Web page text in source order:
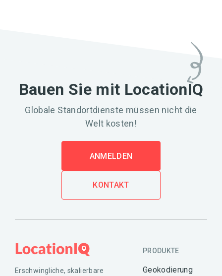
Bauen Sie mit LocationIQ
Globale Standortdienste müssen nicht die
Welt kosten!
ANMELDEN
KONTAKT
Erschwingliche, skalierbare
PRODUKTE
Geokodierung